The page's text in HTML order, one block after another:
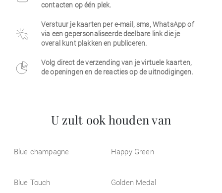
contacten op één plek.
Verstuur je kaarten per e-mail, sms, WhatsApp of
via een gepersonaliseerde deelbare link die je
overal kunt plakken en publiceren.
Volg direct de verzending van je virtuele kaarten,
de openingen en de reacties op de uitnodigingen.
U zult ook houden van
Blue champagne Happy Green
Blue Touch Golden Medal